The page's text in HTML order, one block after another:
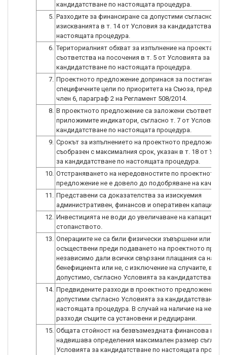
кандидатстване по настоящата процедура.
5. Разходите за финансиране са допустими съгласно
изискванията в т. 14 от Условия за кандидатстване по
настоящата процедура.
6. Териториалният обхват за изпълнение на проекта
съответства на посочения в т. 5 от Условията за
кандидатстване по настоящата процедура.
7. Проектното предложение допринася за постигане на
специфичните цели по приоритета на Съюза,
член 6, параграф 2 на Регламент 508/2014.
8. В проектното предложение са заложени съответно
приложимите индикатори, съгласно т. 7 от Условията
кандидатстване по настоящата процедура.
9. Срокът за изпълнението на проектното предложение
съобразен с максималния срок, указан в т. 18 от
за кандидатстване по настоящата процедура.
10. Отстраняването на нередовностите по проектното
предложение не е довело до подобряване на
11. Представени са доказателства за изискуемия
административен, финансов и оперативен капацитет.
12. Инвестицията не води до увеличаване на капацитета
стопанството.
13. Операциите не са били физически зъвършени или
осъществени преди подаването на проектното
независимо дали всички свързани плащания са
бенефициента или не, с изключение на случаите, в
допустимо, съгласно Условията за кандидатстване.
14. Предвидените разходи в проектното предложение са
допустими съгласно Условията за кандидатстване по
настоящата процедура. В случай на наличие на
разходи същите са установени и редуцирани.
15. Общата стойност на безвъзмездната финансова
надвишава определения максимален размер
Условията за кандидатстване по настоящата